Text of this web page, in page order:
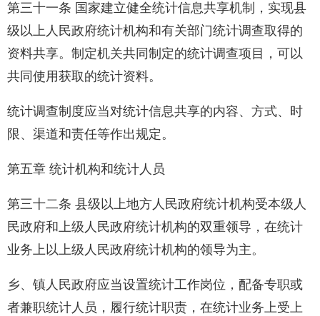
第三十一条 国家建立健全统计信息共享机制，实现县
级以上人民政府统计机构和有关部门统计调查取得的
资料共享。制定机关共同制定的统计调查项目，可以
共同使用获取的统计资料。
统计调查制度应当对统计信息共享的内容、方式、时
限、渠道和责任等作出规定。
第五章 统计机构和统计人员
第三十二条 县级以上地方人民政府统计机构受本级人
民政府和上级人民政府统计机构的双重领导，在统计
业务上以上级人民政府统计机构的领导为主。
乡、镇人民政府应当设置统计工作岗位，配备专职或
者兼职统计人员，履行统计职责，在统计业务上受上